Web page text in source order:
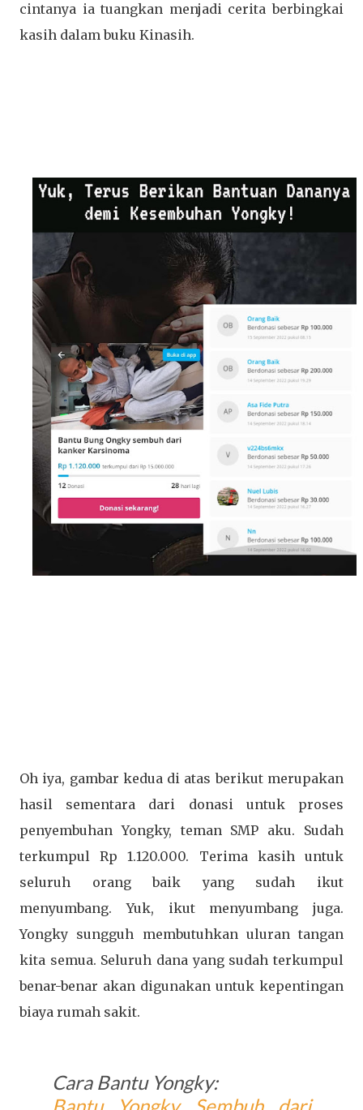
cintanya ia tuangkan menjadi cerita berbingkai
kasih dalam buku Kinasih.
Oh iya, gambar kedua di atas berikut merupakan
hasil sementara dari donasi untuk proses
penyembuhan Yongky, teman SMP aku. Sudah
terkumpul Rp 1.120.000. Terima kasih untuk
seluruh orang baik yang sudah ikut
menyumbang. Yuk, ikut menyumbang juga.
Yongky sungguh membutuhkan uluran tangan
kita semua. Seluruh dana yang sudah terkumpul
benar-benar akan digunakan untuk kepentingan
biaya rumah sakit.
Cara Bantu Yongky: